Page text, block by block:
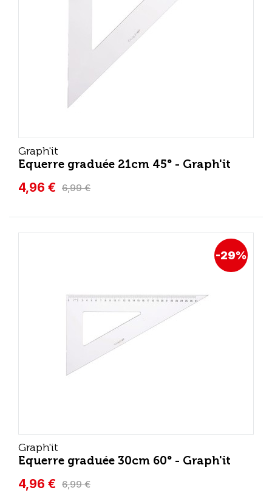
Graph'it
Equerre graduée 21cm 45° - Graph'it
4,96 € 6,99 €
Graph'it
Equerre graduée 30cm 60° - Graph'it
4,96 € 6,99 €
-29%